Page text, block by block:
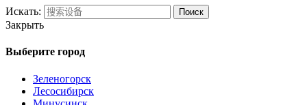
Искать: Поиск
Закрыть
Выберите город
Зеленогорск
Лесосибирск